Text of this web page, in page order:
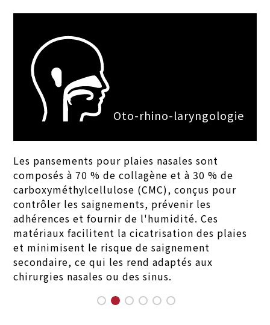
Oto-rhino-laryngologie
Les pansements pour plaies nasales sont
composés à 70 % de collagène et à 30 % de
carboxyméthylcellulose (CMC), conçus pour
contrôler les saignements, prévenir les
adhérences et fournir de l'humidité. Ces
matériaux facilitent la cicatrisation des plaies
et minimisent le risque de saignement
secondaire, ce qui les rend adaptés aux
chirurgies nasales ou des sinus.